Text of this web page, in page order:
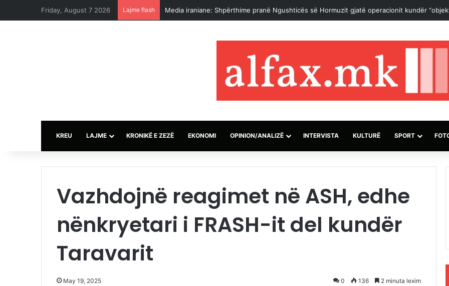
Friday, August 7 2026 Lajme flash Trump thotë se një marrëveshje për rihapjen e Ngushticës së Hormuzit mund të arrihet
KREU LAJME KRONIKË E ZEZË EKONOMI OPINION/ANALIZË INTERVISTA KULTURË SPORT
Vazhdojnë reagimet në ASH, edhe
nënkryetari i FRASH-it del kundër
Taravarit
May 19, 2025 0 136 2 minuta lexim